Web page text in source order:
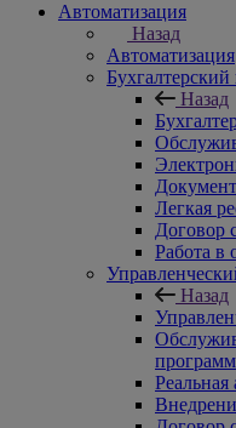
Автоматизация
Назад
Автоматизация
Назад
Легкая
Договор
Работа в
Назад
программ
Реальная